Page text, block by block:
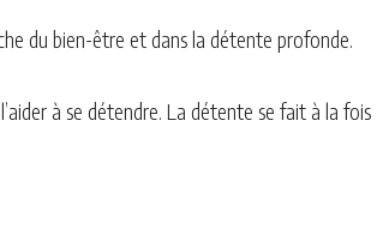
du bien-être et dans la détente profonde.
à se détendre. La détente se fait à la fois